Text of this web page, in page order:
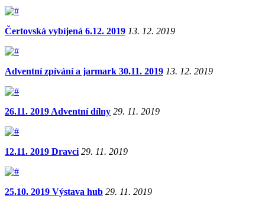
Čertovská vybíjená 6.12. 2019 13. 12. 2019
Adventní zpívání a jarmark 30.11. 2019 13. 12. 2019
26.11. 2019 Adventní dílny 29. 11. 2019
12.11. 2019 Dravci 29. 11. 2019
25.10. 2019 Výstava hub 29. 11. 2019